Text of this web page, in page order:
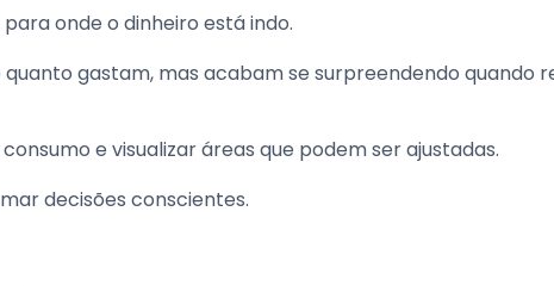
onde o dinheiro está indo.
gastam, mas acabam se surpreendendo quando
e visualizar áreas que podem ser ajustadas.
decisões conscientes.